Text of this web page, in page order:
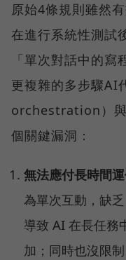
原始4條規則雖然
在進行系統性測試
「單次對話中的
更複雜的多步驟AI
orchestration）與
個關鍵漏洞：
無法應付長時間
為單次互動，缺
導致 AI 在長任務
加；同時也沒限